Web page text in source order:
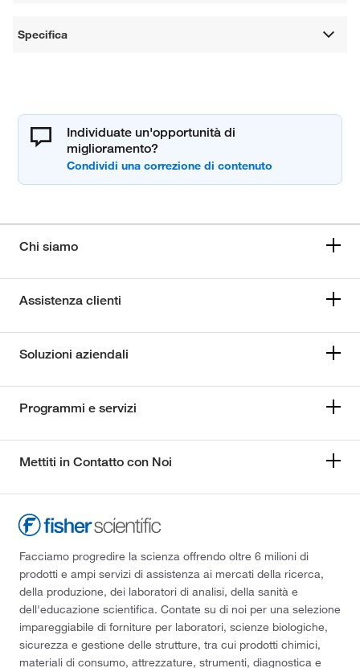
Specifica
Individuate un'opportunità di
miglioramento?
Chi siamo
Assistenza clienti
Soluzioni aziendali
Programmi e servizi
Mettiti in Contatto con Noi
Facciamo progredire la scienza offrendo oltre 6 milioni di
prodotti e ampi servizi di assistenza ai mercati della ricerca,
della produzione, dei laboratori di analisi, della sanità e
dell'educazione scientifica. Contate su di noi per una selezione
impareggiabile di forniture per laboratori, scienze biologiche,
sicurezza e gestione delle strutture, tra cui prodotti chimici,
materiali di consumo, attrezzature, strumenti, diagnostica e